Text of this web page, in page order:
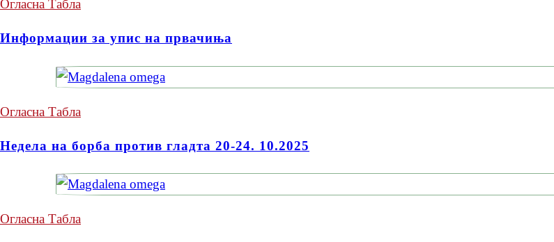
Огласна Табла
Информации за упис на првачиња
Огласна Табла
Недела на борба против гладта 20-24. 10.2025
Огласна Табла